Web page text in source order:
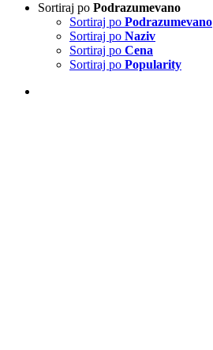
Sortiraj po Podrazumevano
Sortiraj po Podrazumevano
Sortiraj po Naziv
Sortiraj po Cena
Sortiraj po Popularity